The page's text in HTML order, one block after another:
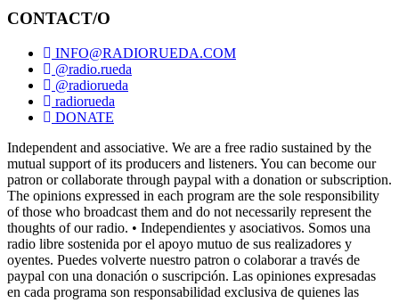
CONTACT/O
INFO@RADIORUEDA.COM
@radio.rueda
@radiorueda
radiorueda
DONATE
Independent and associative. We are a free radio sustained by the
mutual support of its producers and listeners. You can become our
patron or collaborate through paypal with a donation or subscription.
The opinions expressed in each program are the sole responsibility
of those who broadcast them and do not necessarily represent the
thoughts of our radio. • Independientes y asociativos. Somos una
radio libre sostenida por el apoyo mutuo de sus realizadores y
oyentes. Puedes volverte nuestro patron o colaborar a través de
paypal con una donación o suscripción. Las opiniones expresadas
en cada programa son responsabilidad exclusiva de quienes las